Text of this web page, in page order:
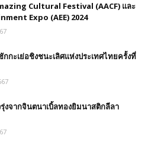
Cultural Festival (AACF) และ
Expo (AEE) 2024
กกะเย่อชิงชนะเลิศแห่งประเทศไทยครั้งที่
งจากจินตนาเบิ้ลทองยิมนาสติกลีลา